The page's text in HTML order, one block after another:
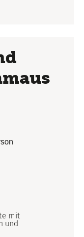
mit
und